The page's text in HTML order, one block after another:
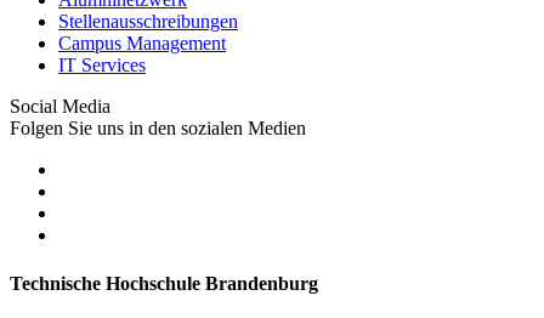
Stellenausschreibungen
Campus Management
IT Services
Social Media
Folgen Sie uns in den sozialen Medien
Technische Hochschule Brandenburg